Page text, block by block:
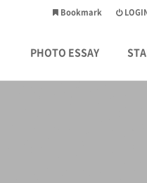
Bookmark
PHOTO ESSAY